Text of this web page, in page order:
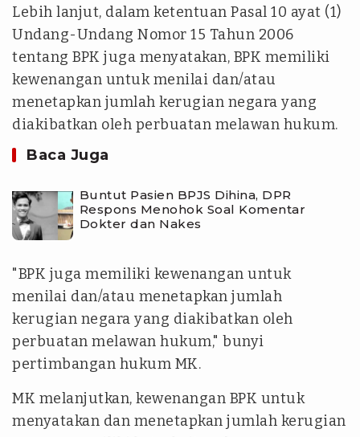
Lebih lanjut, dalam ketentuan Pasal 10 ayat (1)
Undang-Undang Nomor 15 Tahun 2006
tentang BPK juga menyatakan, BPK memiliki
kewenangan untuk menilai dan/atau
menetapkan jumlah kerugian negara yang
diakibatkan oleh perbuatan melawan hukum.
Baca Juga
Buntut Pasien BPJS Dihina, DPR
Respons Menohok Soal Komentar
Dokter dan Nakes
"BPK juga memiliki kewenangan untuk
menilai dan/atau menetapkan jumlah
kerugian negara yang diakibatkan oleh
perbuatan melawan hukum," bunyi
pertimbangan hukum MK.
MK melanjutkan, kewenangan BPK untuk
menyatakan dan menetapkan jumlah kerugian